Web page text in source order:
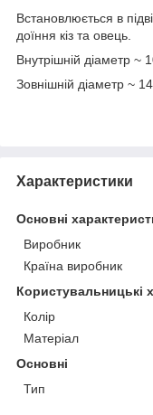
Встановлюється в
доїння кіз та овець.
Внутрішній діаметр ~
Зовнішній діаметр ~
Характеристики
Основні
Виробник
Країна виробник
Користувальницькі
Колір
Матеріал
Основні
Тип